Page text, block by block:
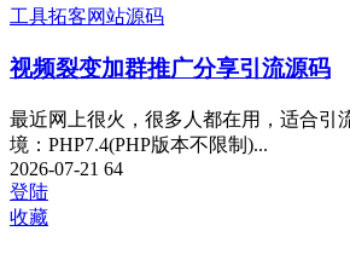
工具拓客网站源码
视频裂变加群推广分享引流源码
最近网上很火，很多人都在用，适合引
境：PHP7.4(PHP版本不限制)...
2026-07-21 64
登陆
收藏